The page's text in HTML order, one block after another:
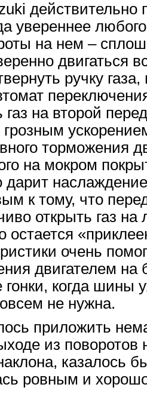
действительно
увереннее
на нем –
двигаться
ручку
газ на второй
торможения
на мокром
к тому, что
открыть газ
остается
очень
двигателем
гонки, когда
не нужна.
приложить
из поворотов
казалось
ровным и